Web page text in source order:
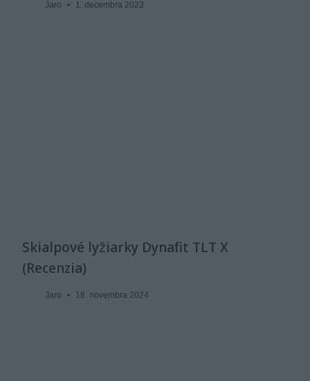
Jaro 1. decembra 2023
Skialpové lyžiarky Dynafit TLT X
(Recenzia)
Jaro 18. novembra 2024